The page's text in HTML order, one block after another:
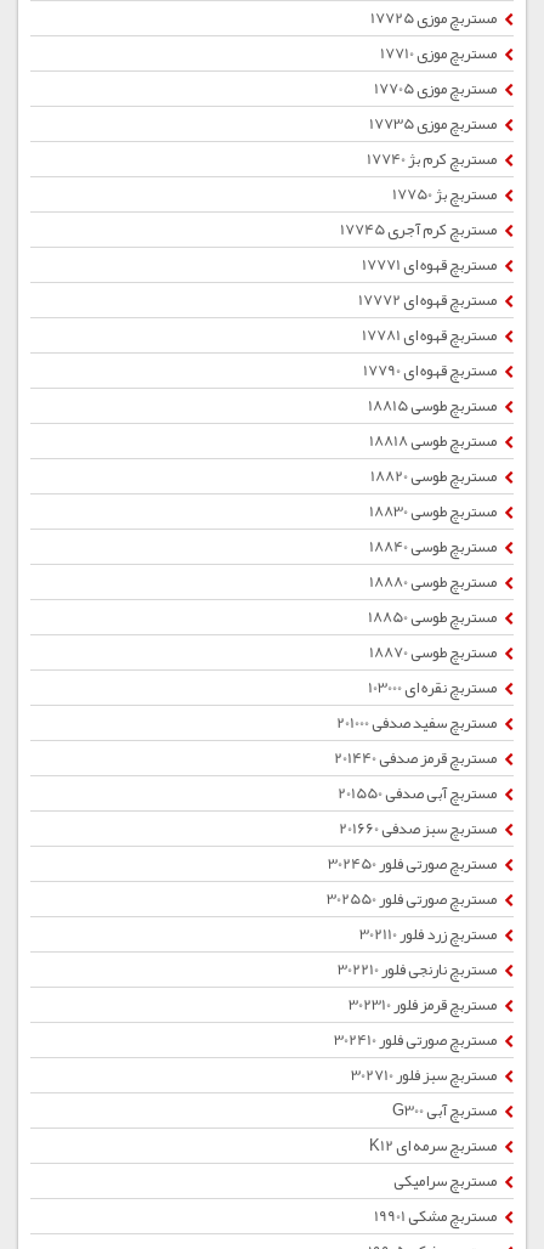
مستربچ موزی 17725
مستربچ موزی 17710
مستربچ موزی 17705
مستربچ موزی 17735
مستربچ کرم بژ 17740
مستربچ بژ 17750
مستربچ کرم آجری 17745
مستربچ قهوه ای 17771
مستربچ قهوه ای 17772
مستربچ قهوه ای 17781
مستربچ قهوه ای 17790
مستربچ طوسی 18815
مستربچ طوسی 18818
مستربچ طوسی 18820
مستربچ طوسی 18830
مستربچ طوسی 18840
مستربچ طوسی 18880
مستربچ طوسی 18850
مستربچ طوسی 18870
مستربچ نقره ای 103000
مستربچ سفید صدفی 201000
مستربچ قرمز صدفی 201440
مستربچ آبی صدفی 201550
مستربچ سبز صدفی 201660
مستربچ صورتی فلور 302450
مستربچ صورتی فلور 302550
مستربچ زرد فلور 302110
مستربچ نارنجی فلور 302210
مستربچ قرمز فلور 302310
مستربچ صورتی فلور 302410
مستربچ سبز فلور 302710
مستربچ آبی G300
مستربچ سرمه ای K12
مستربچ سرامیکی
مستربچ مشکی 19901